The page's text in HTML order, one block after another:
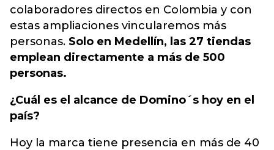
colaboradores directos en Colombia y con
estas ampliaciones vincularemos más
personas. Solo en Medellín, las 27 tiendas
emplean directamente a más de 500
personas.
¿Cuál es el alcance de Domino´s hoy en el
país?
Hoy la marca tiene presencia en más de 40